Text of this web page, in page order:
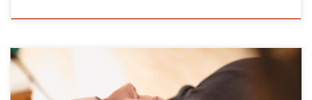
Massage nach Luck Das Ohr repräsentiert, genauso wie
der Fuß, alle Reflexzonen des Körpers. Diese